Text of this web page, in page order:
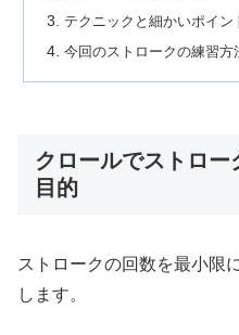
テクニックと細かいポイン
今回のストロークの練習方
クロールでストロ
目的
ストロークの回数を最小限
します。